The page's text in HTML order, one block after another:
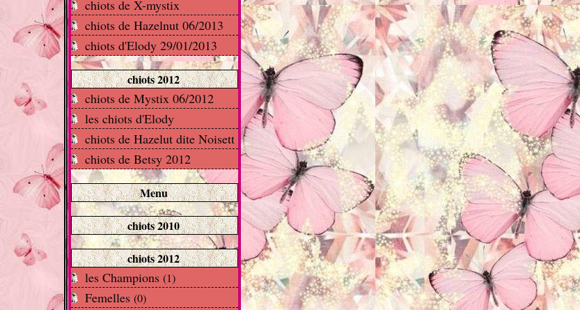
chiots de X-mystix
chiots de Hazelnut 06/2013
chiots d'Elody 29/01/2013
chiots 2012
chiots de Mystix 06/2012
les chiots d'Elody
chiots de Hazelut dite Noisett
chiots de Betsy 2012
Menu
chiots 2010
chiots 2012
les Champions (1)
Femelles (0)